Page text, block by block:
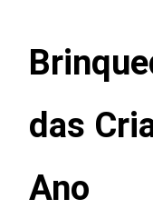
das
Ano